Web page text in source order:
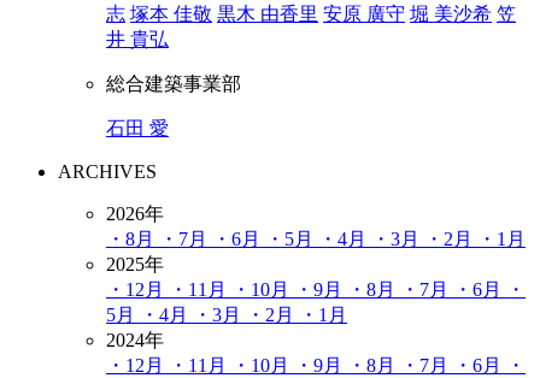
志 塚本 佳敬 黒木 由香里 安原 廣守 堀 美沙希 笠
井 貴弘
総合建築事業部
石田 愛
ARCHIVES
2026年
・8月
・7月 ・6月 ・5月 ・4月 ・3月 ・2月
・1月
2025年
・12月
・11月 ・10月 ・9月 ・8月 ・7月 ・6月
・
5月
・4月 ・3月 ・2月
・1月
2024年
・12月
・11月 ・10月 ・9月 ・8月 ・7月 ・6月
・